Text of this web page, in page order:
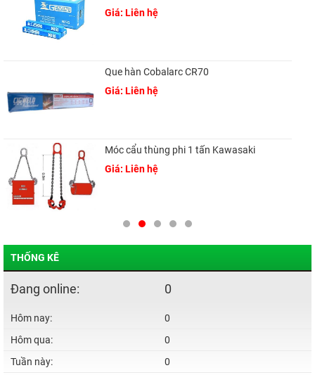
Giá: Liên hệ
Que hàn Cobalarc CR70
Giá: Liên hệ
Móc cẩu thùng phi 1 tấn Kawasaki
Giá: Liên hệ
THỐNG KÊ
Đang online: 0
Hôm nay:
0
Hôm qua:
0
Tuần này:
0